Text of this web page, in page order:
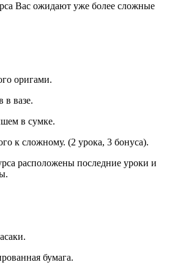
Вас ожидают уже более сложные
оригами.
в вазе.
в сумке.
к сложному. (2 урока, 3 бонуса).
расположены последние уроки и
бумага.